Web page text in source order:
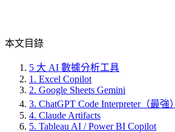
本文目錄
5 大 AI 數據分析工具
1. Excel Copilot
2. Google Sheets Gemini
3. ChatGPT Code Interpreter（最強）
4. Claude Artifacts
5. Tableau AI / Power BI Copilot